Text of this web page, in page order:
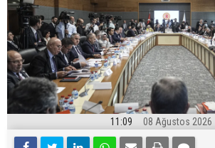
11:09 08 Ağustos 2026